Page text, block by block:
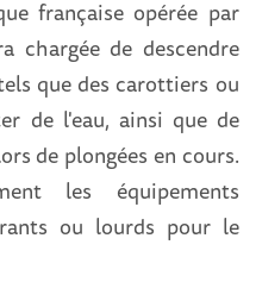
française opérée par
chargée de descendre
que des carottiers ou
de l'eau, ainsi que de
de plongées en cours.
les équipements
ou lourds pour le